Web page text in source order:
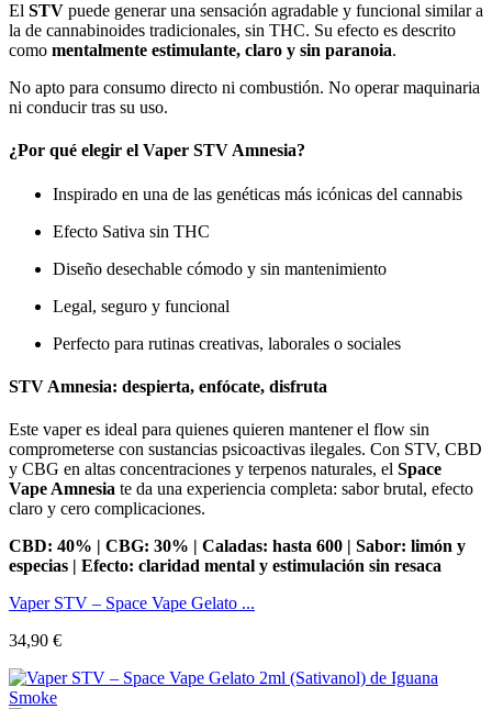
El STV puede generar una sensación agradable y funcional similar a
la de cannabinoides tradicionales, sin THC. Su efecto es descrito
como mentalmente estimulante, claro y sin paranoia.
No apto para consumo directo ni combustión. No operar maquinaria
ni conducir tras su uso.
¿Por qué elegir el Vaper STV Amnesia?
Inspirado en una de las genéticas más icónicas del cannabis
Efecto Sativa sin THC
Diseño desechable cómodo y sin mantenimiento
Legal, seguro y funcional
Perfecto para rutinas creativas, laborales o sociales
STV Amnesia: despierta, enfócate, disfruta
Este vaper es ideal para quienes quieren mantener el flow sin
comprometerse con sustancias psicoactivas ilegales. Con STV, CBD
y CBG en altas concentraciones y terpenos naturales, el Space
Vape Amnesia te da una experiencia completa: sabor brutal, efecto
claro y cero complicaciones.
CBD: 40% | CBG: 30% | Caladas: hasta 600 | Sabor: limón y
especias | Efecto: claridad mental y estimulación sin resaca
Vaper STV – Space Vape Gelato ...
34,90 €